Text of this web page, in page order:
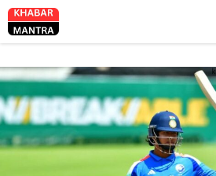
Skip
to
content